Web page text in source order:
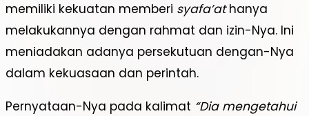
memiliki kekuatan memberi syafa’athanya
melakukannya dengan rahmat dan izin-Nya. Ini
meniadakan adanya persekutuan dengan-Nya
dalam kekuasaan dan perintah.
Pernyataan-Nya pada kalimat “Dia mengetahui